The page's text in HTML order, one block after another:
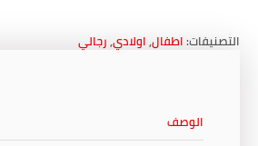
التصنيفات:اطفال,اولادي,رجالي
الوصف